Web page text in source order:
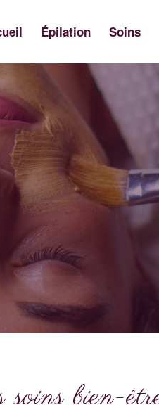
Épilation Soins
bien-